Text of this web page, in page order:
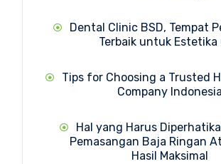
Dental Clinic BSD, Tempat
Terbaik untuk Estetika
Tips for Choosing a Trusted
Company Indonesia
Hal yang Harus
Pemasangan Baja Ringan
Hasil Maksimal